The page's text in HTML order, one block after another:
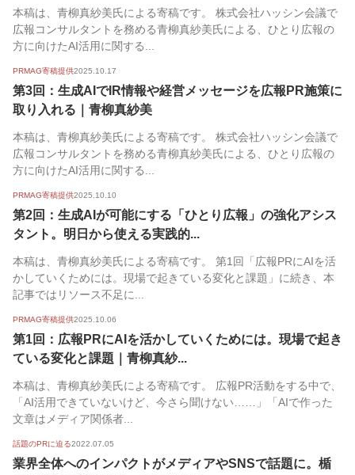
本稿は、青柳真紗美氏による寄稿です。 株式会社ハッシン会議で
広報コンサルタントを務める青柳真紗美氏による、ひとり広報の
方に向けたAI活用に関する...
PRMAG寄稿提供2025.10.17
第3回：生成AIでIR情報や経営メッセージを広報PR施策に
取り入れる｜青柳真紗美
本稿は、青柳真紗美氏による寄稿です。 株式会社ハッシン会議で
広報コンサルタントを務める青柳真紗美氏による、ひとり広報の
方に向けたAI活用に関する...
PRMAG寄稿提供2025.10.10
第2回：生成AIが可能にする「ひとり広報」の強化アシス
タント。明日から使える実践的...
本稿は、青柳真紗美氏による寄稿です。 第1回「広報PRにAIを活
かしていくためには。現場で起きている変化と課題」に続き、本
記事ではリソース不足に...
PRMAG寄稿提供2025.10.06
第1回：広報PRにAIを活かしていくためには。現場で起き
ている変化と課題｜青柳真紗...
本稿は、青柳真紗美氏による寄稿です。 広報PR活動をする中で、
「AI活用できていないけど、今さら聞けない……」「AIで作った
文章はメディア関係者...
話題のPRに迫る2022.07.05
業界全体へのインパクトがメディアやSNSで話題に。楯